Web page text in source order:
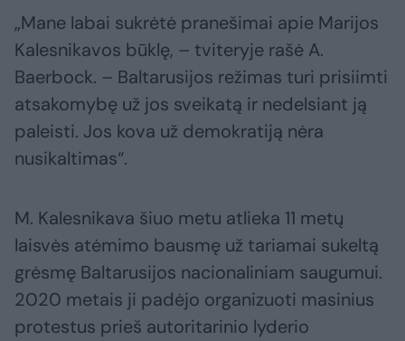
„Mane labai sukrėtė pranešimai apie Marijos
Kalesnikavos būklę, – tviteryje rašė A.
Baerbock. – Baltarusijos režimas turi prisiimti
atsakomybę už jos sveikatą ir nedelsiant ją
paleisti. Jos kova už demokratiją nėra
nusikaltimas“.
M. Kalesnikava šiuo metu atlieka 11 metų
laisvės atėmimo bausmę už tariamai sukeltą
grėsmę Baltarusijos nacionaliniam saugumui.
2020 metais ji padėjo organizuoti masinius
protestus prieš autoritarinio lyderio